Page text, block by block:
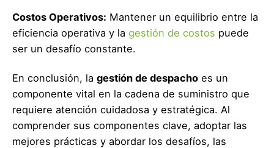
Costos Operativos: Mantener un equilibrio entre la
eficiencia operativa y la gestión de costos puede
ser un desafío constante.
En conclusión, la gestión de despacho es un
componente vital en la cadena de suministro que
requiere atención cuidadosa y estratégica. Al
comprender sus componentes clave, adoptar las
mejores prácticas y abordar los desafíos, las